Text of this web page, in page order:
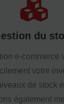
du
e-commerce
votre
de stock
également